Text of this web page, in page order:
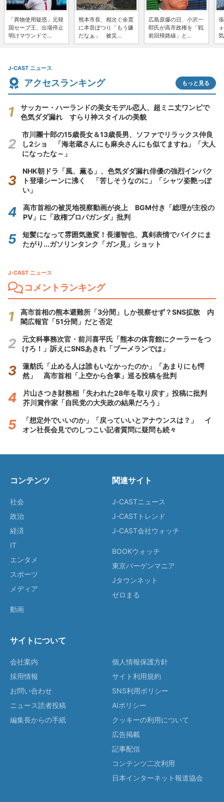
「異物使用疑惑」元韓
国セーブ王、出場停止
明けマウンドで...
熊本市長、相次ぐ余震
に本音ぽつり「もう嫌
だなぁ」 被災...
広島原爆の日、小沢一
郎氏が高市政権を「戦
前回帰路線」と...
J-CAST ニュース
アクセスランキング もっと見る
サッカー・ハーランドの美女モデル恋人、超ミニ丈ワンピで
色気ダダ漏れ すらり神スタイルの美貌
市川團十郎の15歳長女＆13歳長男、ソファでリラックス仲良
し2ショ 「海老蔵さんにも麻央さんにも似てますね」「大人
になったな～」
NHK朝ドラ「風、薫る」、色気ダダ漏れ俳優の強烈インパク
ト登場シーンに沸く 「苦しそうなのに」「シャツ姿艶っぽ
い」
高市首相の被災地視察動画が炎上 BGM付き「総理が主役の
PV」に「政権プロパガンダ」批判
短髪になって雰囲気激変！長瀬智也、真剣表情でバイクにま
たがり...ガソリンタンク「ガン見」ショット
J-CAST ニュース
コメントランキング
高市首相の熊本避難所「3分間」しか視察せず？SNS拡散 内
閣広報官「51分間」だと否定
元文科事務次官・前川喜平氏「熊本の体育館にクーラーをつ
けろ！」訴えにSNSあきれ「ブーメランでは」
蓮舫氏「止める人は誰もいなかったのか」「あまりにも愕
然」 高市首相「上空から合掌」巡る投稿を批判
片山さつき財務相「失われた28年を取り戻す」投稿に批判
芥川賞作家「自民党の大失政の結果だろう」
「想定外でいいのか」「戻っていいとアナウンスは？」 イ
オン社長会見でのしつこい記者質問に疑問も続々
コンテンツ
社会
政治
経済
IT
エンタメ
スポーツ
メディア
動画
関連サイト
J-CASTニュース
J-CASTトレンド
J-CAST会社ウォッチ
BOOKウォッチ
東京バーゲンマニア
Jタウンネット
ゼロまる
サイトについて
会社案内
採用情報
お問い合わせ
ニュース読者投稿
編集長からの手紙
個人情報保護方針
サイト利用規約
SNS利用ポリシー
AIポリシー
クッキーの利用について
広告掲載
記事配信
コンテンツ二次利用
日本インターネット報道協会